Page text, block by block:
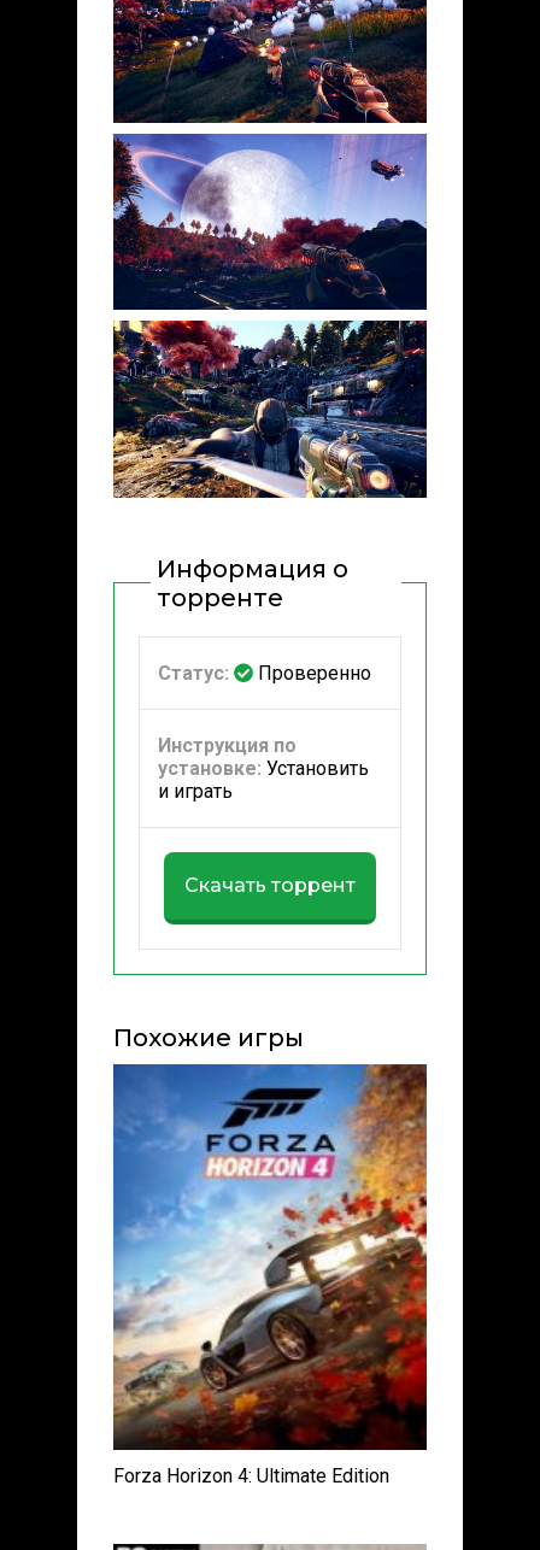
Информация о
торренте
Статус: Проверенно
Инструкция по
установке: Установить
и играть
Скачать торрент
Похожие игры
Forza Horizon 4: Ultimate Edition